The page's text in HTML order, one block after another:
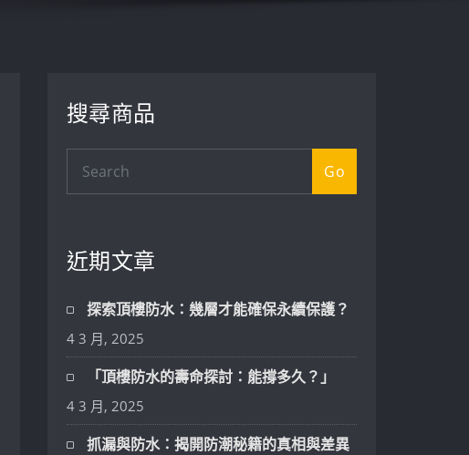
搜尋商品
Go
近期文章
探索頂樓防水：幾層才能確保永續保護？
4 3 月, 2025
「頂樓防水的壽命探討：能撐多久？」
4 3 月, 2025
抓漏與防水：揭開防潮秘籍的真相與差異